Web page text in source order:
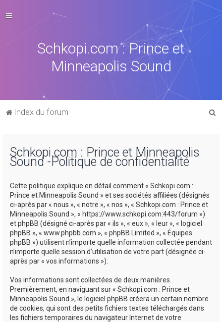
Schkopi.com : Prince et
Minneapolis Sound
Index du forum
Schkopi.com : Prince et Minneapolis
Sound -Politique de confidentialité
Cette politique explique en détail comment « Schkopi.com :
Prince et Minneapolis Sound » et ses sociétés affiliées (désignés
ci-après par « nous », « notre », « nos », « Schkopi.com : Prince et
Minneapolis Sound », « https://www.schkopi.com:443/forum »)
et phpBB (désigné ci-après par « ils », « eux », « leur », « logiciel
phpBB », « www.phpbb.com », « phpBB Limited », « Équipes
phpBB ») utilisent n’importe quelle information collectée pendant
n’importe quelle session d’utilisation de votre part (désignée ci-
après par « vos informations »).
Vos informations sont collectées de deux manières.
Premièrement, en naviguant sur « Schkopi.com : Prince et
Minneapolis Sound », le logiciel phpBB créera un certain nombre
de cookies, qui sont des petits fichiers textes téléchargés dans
les fichiers temporaires du navigateur Internet de votre